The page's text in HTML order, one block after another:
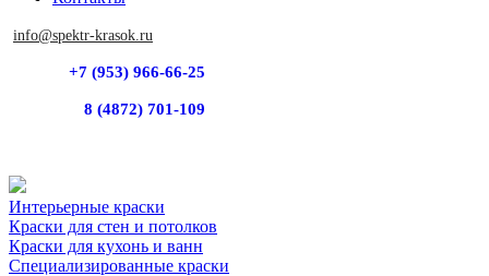
info@spektr-krasok.ru
+7 (953) 966-66-25
8 (4872) 701-109
Интерьерные краски
Краски для стен и потолков
Краски для кухонь и ванн
Специализированные краски